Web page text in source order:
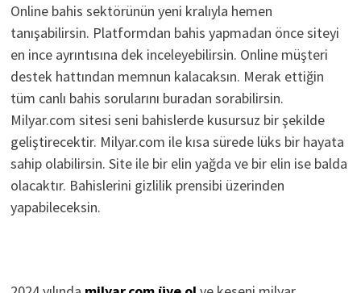
Online bahis sektörünün yeni kralıyla hemen
tanışabilirsin. Platformdan bahis yapmadan önce siteyi
en ince ayrıntısına dek inceleyebilirsin. Online müşteri
destek hattından memnun kalacaksın. Merak ettiğin
tüm canlı bahis sorularını buradan sorabilirsin.
Milyar.com sitesi seni bahislerde kusursuz bir şekilde
geliştirecektir. Milyar.com ile kısa sürede lüks bir hayata
sahip olabilirsin. Site ile bir elin yağda ve bir elin ise balda
olacaktır. Bahislerini gizlilik prensibi üzerinden
yapabileceksin.